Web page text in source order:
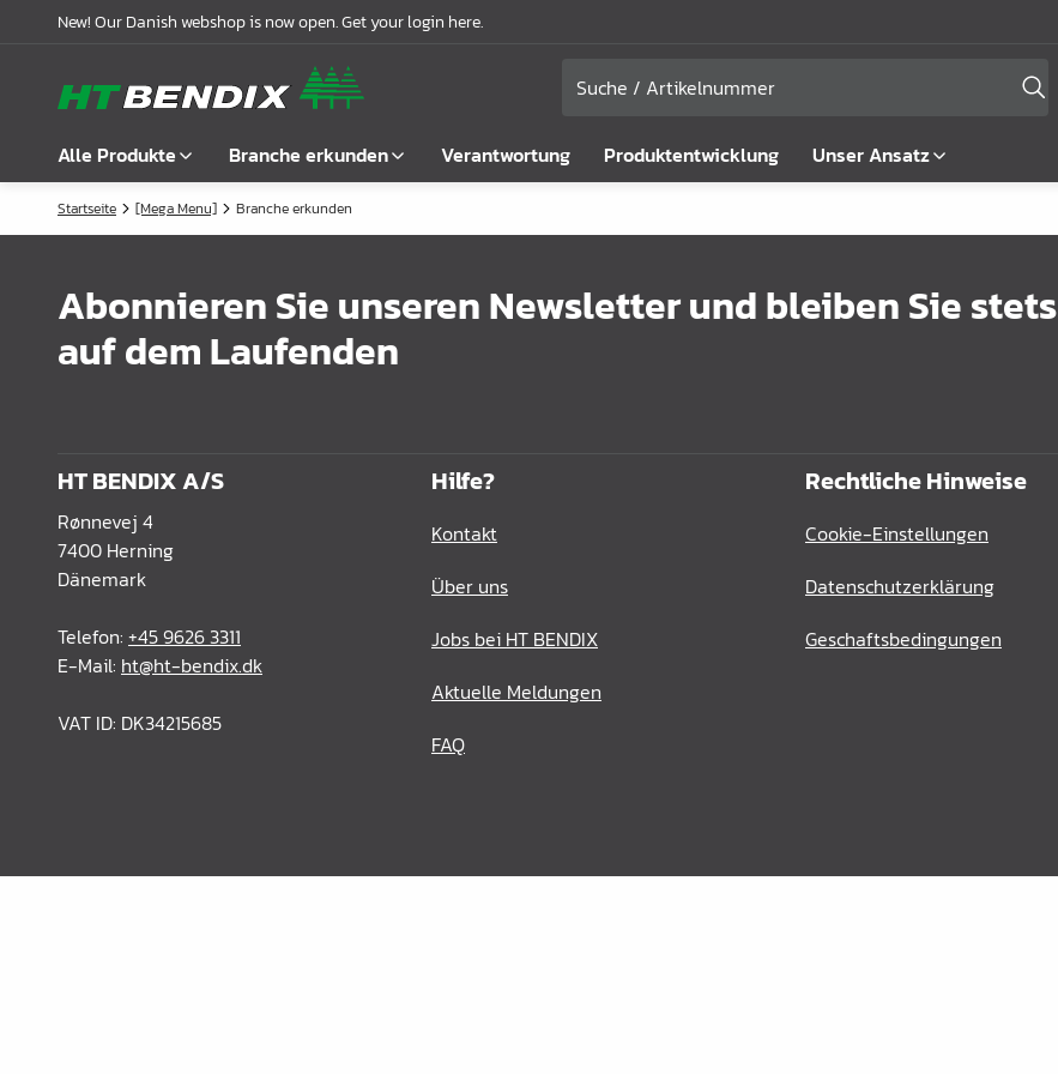
New! Our Danish webshop is now open. Get your login here.
Alle Produkte
Alle anzeigen
Griffe
Schlösser
Winkel- &
Verbindungslaschen
Abdecklappen
Auszüge &
Schubkastenteile
Scharniere & Türbeschläge
Filz, Gleitnägel & Anschläge
Branche erkunden
Möbelindustrie
Küchenindustrie
Garderobenlösungen
Verantwortung Produktentwicklung Unser Ansatz
Über uns
Logistik
Compliance
Aktuelle Meldungen
Startseite [Mega Menu] Branche erkunden
Abonnieren Sie unseren Newsletter und bleiben Sie stets
auf dem Laufenden
HT BENDIX A/S
Rønnevej 4
7400 Herning
Dänemark
Telefon: +45 9626 3311
E-Mail: ht@ht-bendix.dk
VAT ID: DK34215685
Hilfe?
Kontakt
Über uns
Jobs bei HT BENDIX
Aktuelle Meldungen
FAQ
Rechtliche Hinweise
Cookie-Einstellungen
Datenschutzerklärung
Geschaftsbedingungen